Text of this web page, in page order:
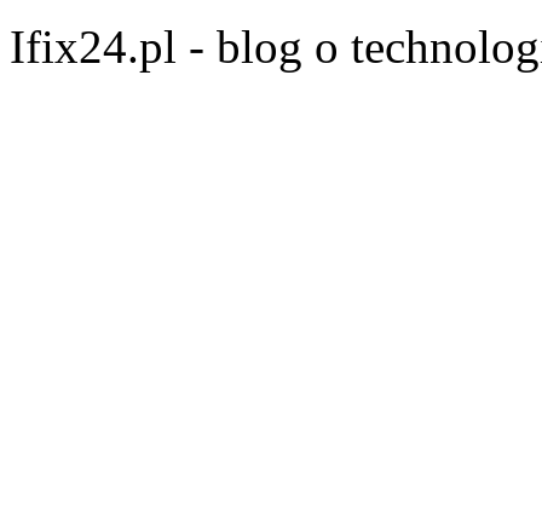
Ifix24.pl - blog o